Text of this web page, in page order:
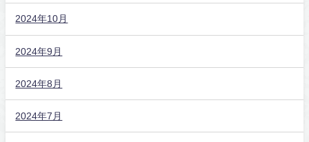
2024年10月
2024年9月
2024年8月
2024年7月